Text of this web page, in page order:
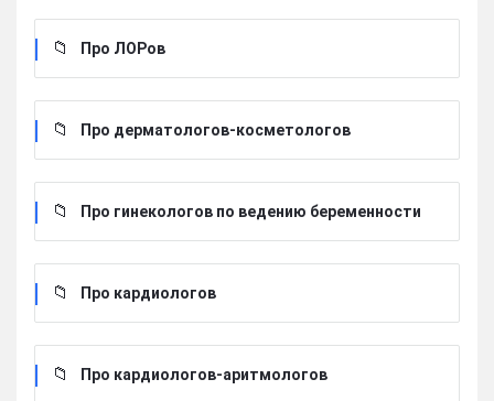
Про ЛОРов
Про дерматологов-косметологов
Про гинекологов по ведению беременности
Про кардиологов
Про кардиологов-аритмологов